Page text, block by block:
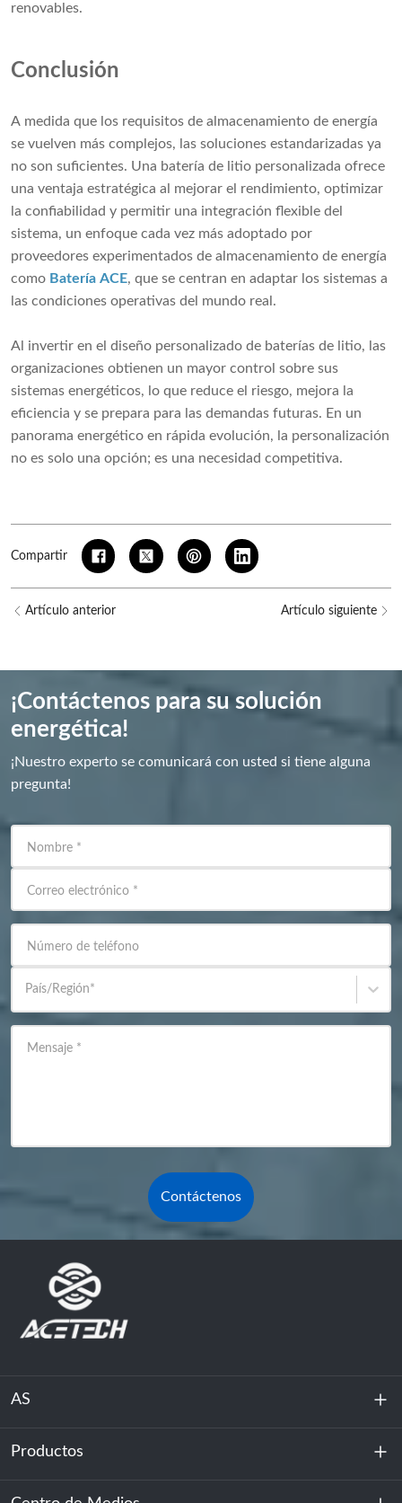
renovables.
Conclusión
A medida que los requisitos de almacenamiento de energía
se vuelven más complejos, las soluciones estandarizadas ya
no son suficientes. Una batería de litio personalizada ofrece
una ventaja estratégica al mejorar el rendimiento, optimizar
la confiabilidad y permitir una integración flexible del
sistema, un enfoque cada vez más adoptado por
proveedores experimentados de almacenamiento de energía
como Batería ACE, que se centran en adaptar los sistemas a
las condiciones operativas del mundo real.
Al invertir en el diseño personalizado de baterías de litio, las
organizaciones obtienen un mayor control sobre sus
sistemas energéticos, lo que reduce el riesgo, mejora la
eficiencia y se prepara para las demandas futuras. En un
panorama energético en rápida evolución, la personalización
no es solo una opción; es una necesidad competitiva.
Compartir
Artículo anterior Artículo siguiente
¡Contáctenos para su solución
energética!
¡Nuestro experto se comunicará con usted si tiene alguna
pregunta!
Nombre *
Correo electrónico *
Número de teléfono
País/Región*
Mensaje *
Contáctenos
AS
Sobre nosotros
Productos